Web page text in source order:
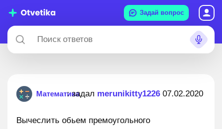
Задай вопрос
Математика: задал merunikitty1226 07.02.2020
Вычеслить обьем премоугольного